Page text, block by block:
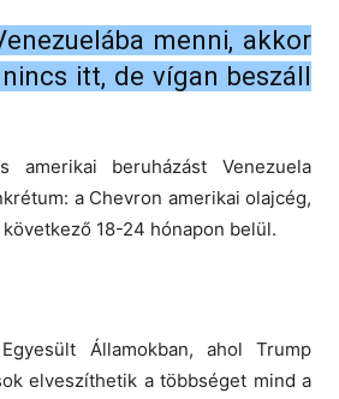
menni, akkor
itt, de vígan beszáll
beruházást Venezuela
a Chevron amerikai olajcég,
18-24 hónapon belül.
Államokban, ahol Trump
elveszíthetik a többséget mind a